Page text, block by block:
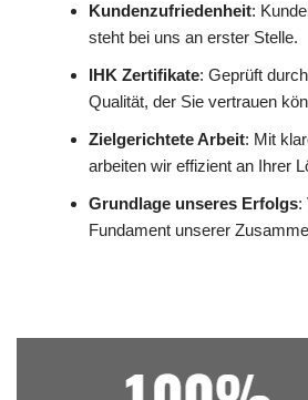
Kundenzufriedenheit:
steht bei uns an erster Stelle.
IHK Zertifikate: Geprüft
Qualität, der Sie vertrauen
Zielgerichtete Arbeit: Mit
arbeiten wir effizient an Ihrer
Grundlage unseres Erfolgs:
Fundament unserer